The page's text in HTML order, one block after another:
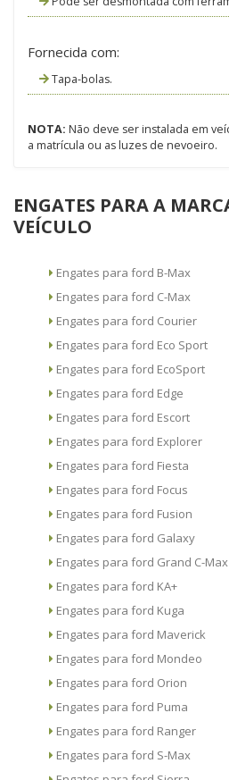
Fornecida com:
Tapa-bolas.
NOTA: Não deve ser instalada em
a matrícula ou as luzes de nevoeiro.
ENGATES PARA A
VEÍCULO
Engates para ford B-Max
Engates para ford C-Max
Engates para ford Courier
Engates para ford Eco Sport
Engates para ford EcoSport
Engates para ford Edge
Engates para ford Escort
Engates para ford Explorer
Engates para ford Fiesta
Engates para ford Focus
Engates para ford Fusion
Engates para ford Galaxy
Engates para ford Grand C-Max
Engates para ford KA+
Engates para ford Kuga
Engates para ford Maverick
Engates para ford Mondeo
Engates para ford Orion
Engates para ford Puma
Engates para ford Ranger
Engates para ford S-Max